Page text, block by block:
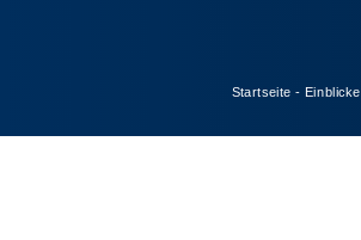
Startseite - Einblicke